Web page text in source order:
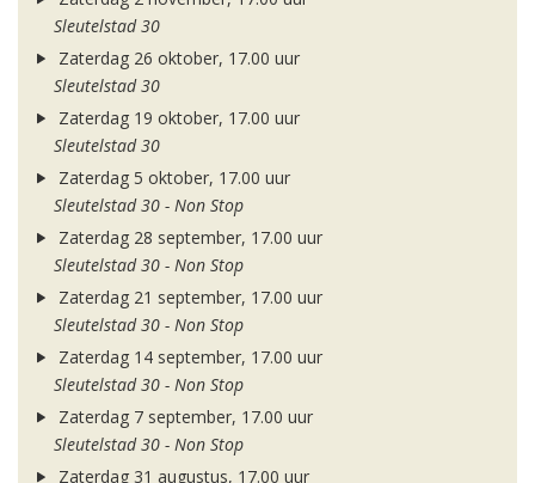
Sleutelstad 30
Zaterdag 26 oktober, 17.00 uur
Sleutelstad 30
Zaterdag 19 oktober, 17.00 uur
Sleutelstad 30
Zaterdag 5 oktober, 17.00 uur
Sleutelstad 30 - Non Stop
Zaterdag 28 september, 17.00 uur
Sleutelstad 30 - Non Stop
Zaterdag 21 september, 17.00 uur
Sleutelstad 30 - Non Stop
Zaterdag 14 september, 17.00 uur
Sleutelstad 30 - Non Stop
Zaterdag 7 september, 17.00 uur
Sleutelstad 30 - Non Stop
Zaterdag 31 augustus, 17.00 uur